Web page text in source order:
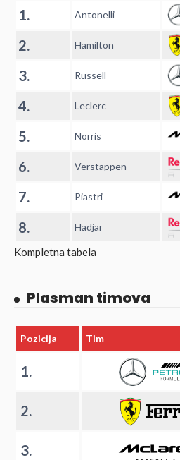
1. Antonelli
2. Hamilton
3. Russell
4. Leclerc
5. Norris
6. Verstappen
7. Piastri
8. Hadjar
Kompletna tabela
Plasman timova
Pozicija Tim
1.
2.
3.